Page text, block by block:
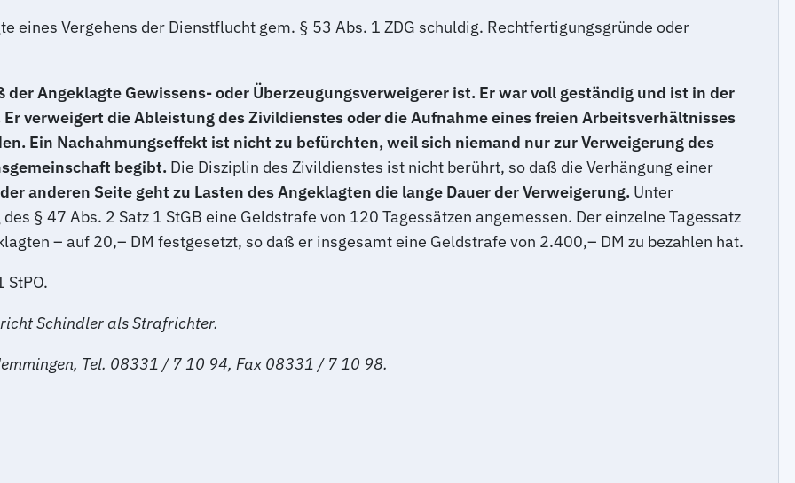
eines Vergehens der Dienstflucht gem. § 53 Abs. 1 ZDG schuldig. Rechtfertigungsgründe oder
Angeklagte Gewissens- oder Überzeugungsverweigerer ist. Er war voll geständig und ist in der
verweigert die Ableistung des Zivildienstes oder die Aufnahme eines freien Arbeitsverhältnisses
Ein Nachahmungseffekt ist nicht zu befürchten, weil sich niemand nur zur Verweigerung des
begibt. Die Disziplin des Zivildienstes ist nicht berührt, so daß die Verhängung einer
anderen Seite geht zu Lasten des Angeklagten die lange Dauer der Verweigerung. Unter
§ 47 Abs. 2 Satz 1 StGB eine Geldstrafe von 120 Tagessätzen angemessen. Der einzelne Tagessatz
– auf 20,– DM festgesetzt, so daß er insgesamt eine Geldstrafe von 2.400,– DM zu bezahlen hat.
StPO.
Schindler als Strafrichter.
Tel. 08331 / 7 10 94, Fax 08331 / 7 10 98.